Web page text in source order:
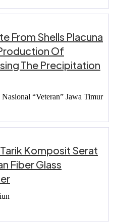
From Shells Placuna
Of
The Precipitation
“Veteran” Jawa Timur
Komposit Serat
Fiber Glass